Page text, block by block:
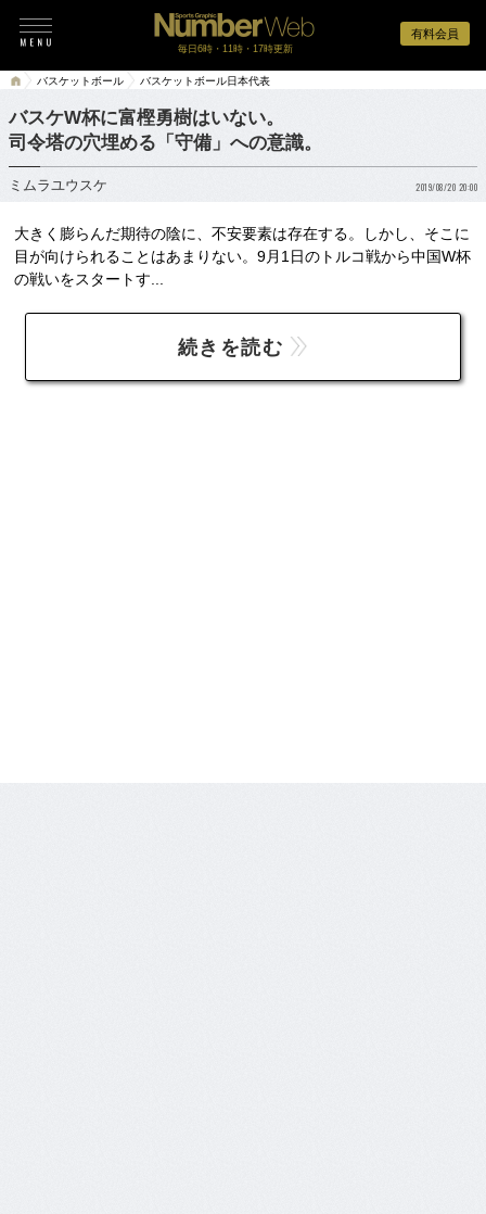
有料会員
毎日6時・11時・17時更新
バスケットボール バスケットボール日本代表
バスケW杯に富樫勇樹はいない。
司令塔の穴埋める「守備」への意識。
ミムラユウスケ 2019/08/20 20:00
大きく膨らんだ期待の陰に、不安要素は存在する。しかし、そこに
目が向けられることはあまりない。9月1日のトルコ戦から中国W杯
の戦いをスタートす...
続きを読む